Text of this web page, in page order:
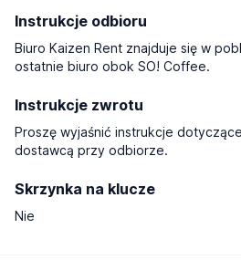
Instrukcje odbioru
Biuro Kaizen Rent znajduje się w
ostatnie biuro obok SO! Coffee.
Instrukcje zwrotu
Proszę wyjaśnić instrukcje
dostawcą przy odbiorze.
Skrzynka na klucze
Nie